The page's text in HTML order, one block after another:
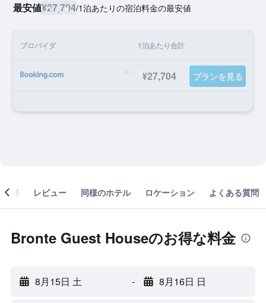
最安値¥27,704/1泊あたりの宿泊料金の最安値
プロバイダ 1泊あたり合計
¥27,704 プランを見る
概要 レビュー 同様のホテル ロケーション よくある質問
Bronte Guest Houseのお得な料金
8月15日 土 - 8月16日 日